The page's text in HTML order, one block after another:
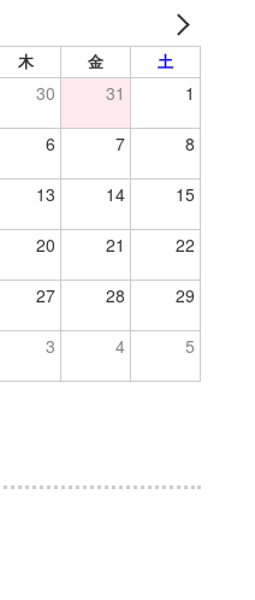
木 金 土
30 31 1
6 7 8
13 14 15
20 21 22
27 28 29
3 4 5